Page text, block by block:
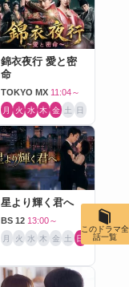
錦衣夜行 愛と密
命
TOKYO MX 11:04～
月 火 水 木 金 土 日
星より輝く君へ
BS 12 13:00～
月 火 水 木 金 土 日
このドラマ全
話一覧